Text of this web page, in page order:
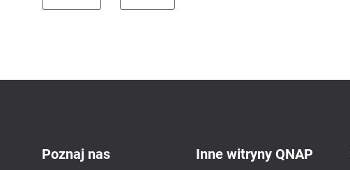
Poznaj nas Inne witryny QNAP